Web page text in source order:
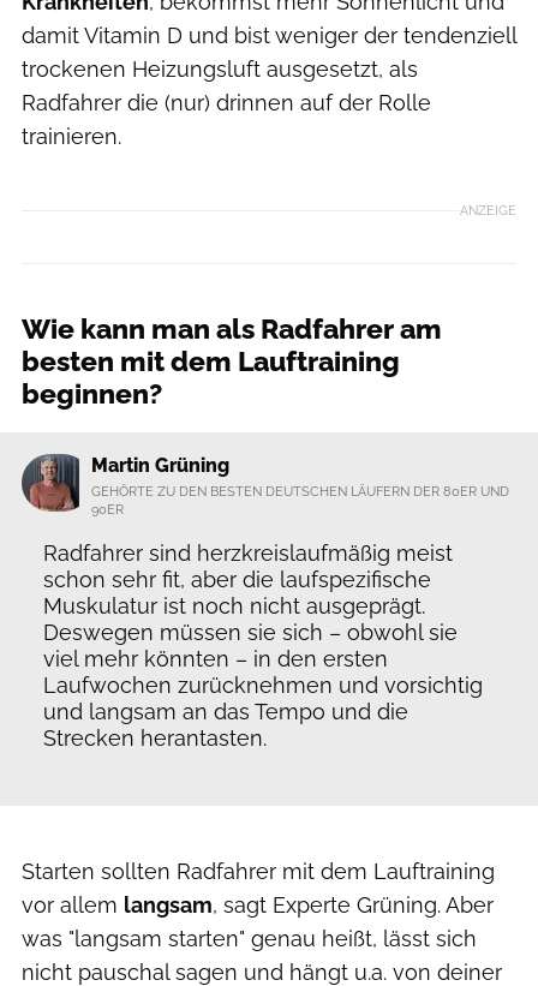
damit Vitamin D und bist weniger der tendenziell
trockenen Heizungsluft ausgesetzt, als
Radfahrer die (nur) drinnen auf der Rolle
trainieren.
ANZEIGE
Wie kann man als Radfahrer am
besten mit dem Lauftraining
beginnen?
Martin Grüning
GEHÖRTE ZU DEN BESTEN DEUTSCHEN LÄUFERN DER 80ER UND
90ER
Radfahrer sind herzkreislaufmäßig meist
schon sehr fit, aber die laufspezifische
Muskulatur ist noch nicht ausgeprägt.
Deswegen müssen sie sich – obwohl sie
viel mehr könnten – in den ersten
Laufwochen zurücknehmen und vorsichtig
und langsam an das Tempo und die
Strecken herantasten.
Starten sollten Radfahrer mit dem Lauftraining
vor allem langsam, sagt Experte Grüning. Aber
was "langsam starten" genau heißt, lässt sich
nicht pauschal sagen und hängt u.a. von deiner